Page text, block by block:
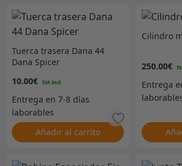
Tuerca trasera Dana 44
Dana Spicer
10.00€
Añadir al carrito
Cilindro
250.00€